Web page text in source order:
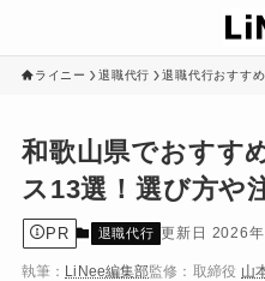
ライニー 退職代行 退職代行おすすめ
和歌山県でおすす
ス13選！選び方や
PR 退職代行 2026
執筆： LiNee編集部監修： 取締役 山